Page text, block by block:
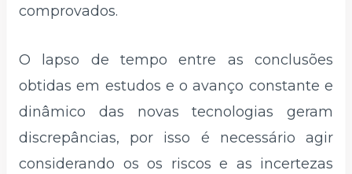
comprovados.
O lapso de tempo entre as conclusões
obtidas em estudos e o avanço constante e
dinâmico das novas tecnologias geram
discrepâncias, por isso é necessário agir
considerando os os riscos e as incertezas